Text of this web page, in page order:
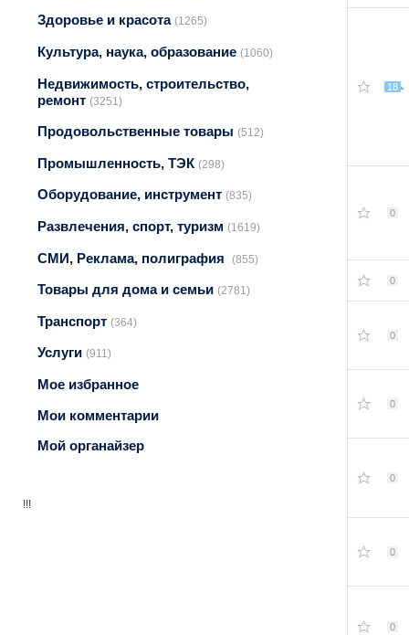
Здоровье и красота (1265)
Культура, наука, образование (1060)
Недвижимость, строительство,
ремонт (3251)
Продовольственные товары (512)
Промышленность, ТЭК (298)
Оборудование, инструмент (835)
Развлечения, спорт, туризм (1619)
СМИ, Реклама, полиграфия (855)
Товары для дома и семьи (2781)
Транспорт (364)
Услуги (911)
Мое избранное
Мои комментарии
Мой органайзер
!!!
18
0
0
0
0
0
0
0